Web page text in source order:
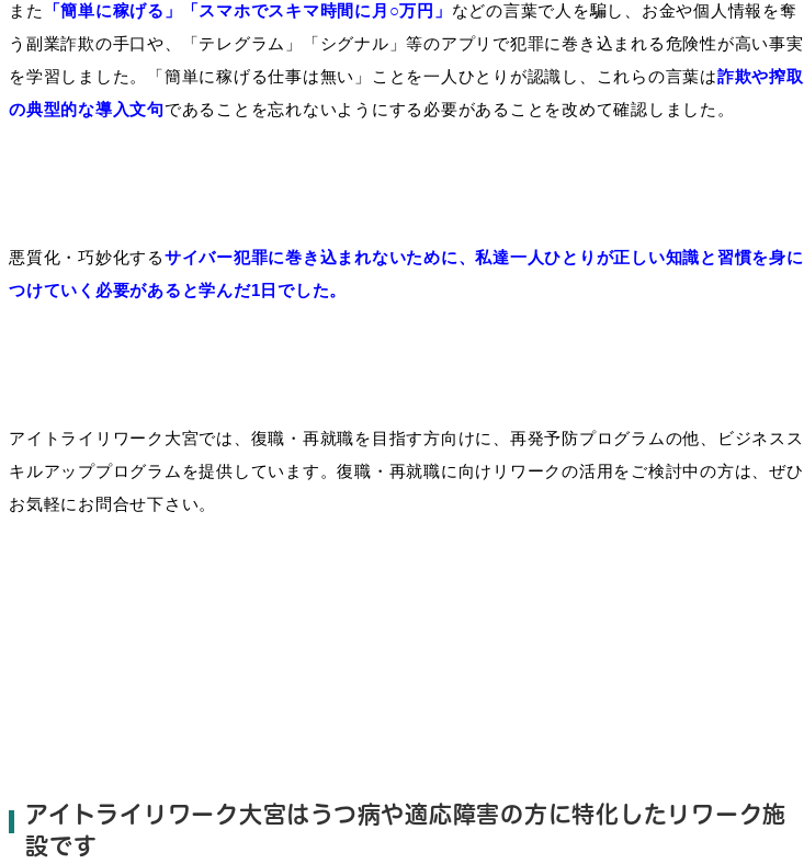
また 「簡単に稼げる」「スマホでスキマ時間に月○万円」 などの言葉で人を騙し、お金や個人情報を奪
う副業詐欺の手口や、「テレグラム」「シグナル」等のアプリで犯罪に巻き込まれる危険性が高い事実
を学習しました。「簡単に稼げる仕事は無い」ことを一人ひとりが認識し、これらの言葉は詐欺や搾取
の典型的な導入文句であることを忘れないようにする必要があることを改めて確認しました。
悪質化・巧妙化するサイバー犯罪に巻き込まれないために、私達一人ひとりが正しい知識と習慣を身に
つけていく必要があると学んだ1日でした。
アイトライリワーク大宮では、復職・再就職を目指す方向けに、再発予防プログラムの他、ビジネスス
キルアッププログラムを提供しています。復職・再就職に向けリワークの活用をご検討中の方は、ぜひ
お気軽にお問合せ下さい。
アイトライリワーク大宮はうつ病や適応障害の方に特化したリワーク施
設です